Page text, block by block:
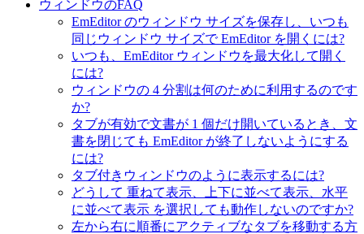
ウィンドウのFAQ
EmEditor のウィンドウ サイズを保存し、いつも
同じウィンドウ サイズで EmEditor を開くには?
いつも、EmEditor ウィンドウを最大化して開く
には?
ウィンドウの 4 分割は何のために利用するのです
か?
タブが有効で文書が 1 個だけ開いているとき、文
書を閉じても EmEditor が終了しないようにする
には?
タブ付きウィンドウのように表示するには?
どうして 重ねて表示、上下に並べて表示、水平
に並べて表示 を選択しても動作しないのですか?
左から右に順番にアクティブなタブを移動する方